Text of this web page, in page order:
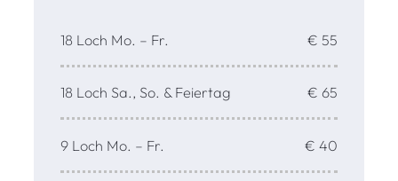
18 Loch Mo. – Fr. € 55
18 Loch Sa., So. & Feiertag € 65
9 Loch Mo. – Fr. € 40